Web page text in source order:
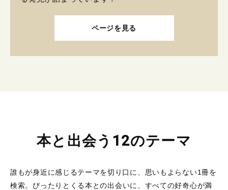
ページを見る
本と出会う12のテーマ
誰もが身近に感じるテーマを切り口に、思いもよらない1冊を
検索。 ぴったりとくる本との出会いに、すべての好奇心が満